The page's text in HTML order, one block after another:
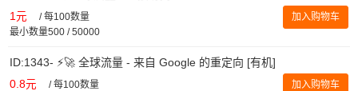
1元 /每100数量
最小数量500 / 50000
加入购物车
ID:1343- ⚡️🚀 全球流量 - 来自 Google 的重定向 [有机]
0.8元 /每100数量
加入购物车